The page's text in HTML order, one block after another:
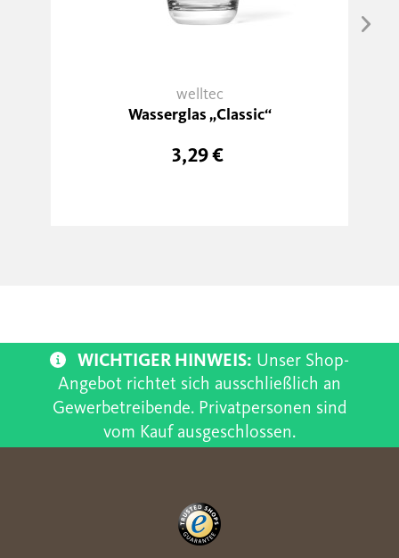
welltec
Wasserglas „Classic“
3,29 €
WICHTIGER HINWEIS: Unser Shop-
Angebot richtet sich ausschließlich an
Gewerbetreibende. Privatpersonen sind
vom Kauf ausgeschlossen.